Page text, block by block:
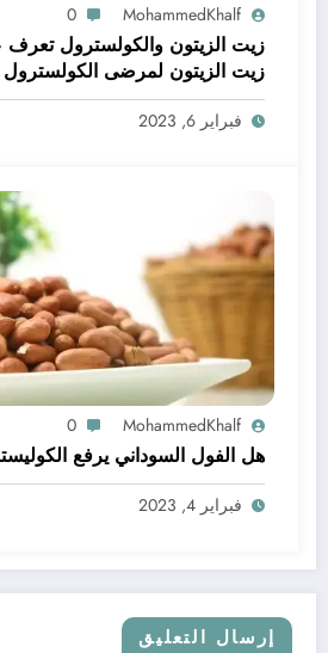
MohammedKhalf
0
زيت الزيتون والكولسترول تعرف
زيت الزيتون لمرضى الكولسترول
فبراير 6, 2023
MohammedKhalf
0
هل الفول السوداني يرفع
فبراير 4, 2023
إرسال التعليق